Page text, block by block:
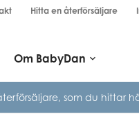
Hitta en återförsäljare
Om BabyDan keyboard_arrow_down
som du hittar